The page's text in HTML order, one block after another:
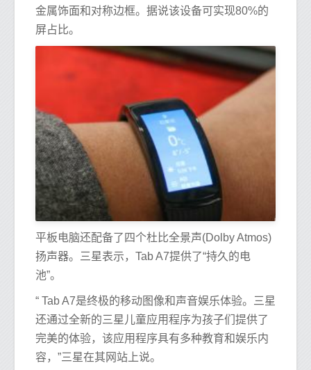
金属饰面和对称边框。据说该设备可实现80%的
屏占比。
平板电脑还配备了四个杜比全景声(Dolby Atmos)
扬声器。三星表示，Tab A7提供了“持久的电
池”。
“ Tab A7是终极的移动图像和声音娱乐体验。三星
还通过全新的三星儿童应用程序为孩子们提供了
完美的体验，该应用程序具有多种教育和娱乐内
容，”三星在其网站上说。